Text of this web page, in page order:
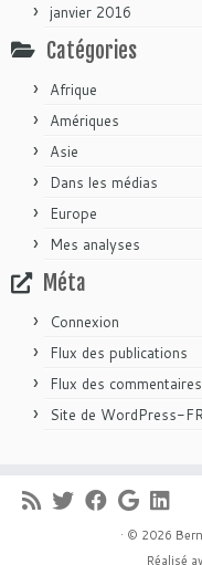
janvier 2016
Catégories
Afrique
Amériques
Asie
Dans les médias
Europe
Mes analyses
Méta
Connexion
Flux des publications
Flux des commentaires
Site de WordPress-
· © 2026
Réalisé